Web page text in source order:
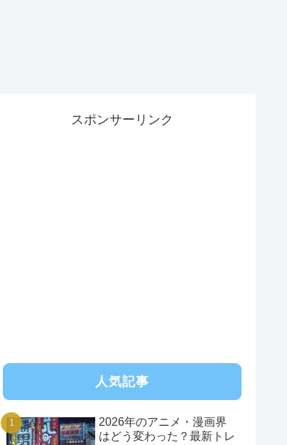
モンキー』 トレンディなクリスマスイヴ
新オーディションが“まんまジャニーズ”とフ
スポンサーリンク
人気記事
2026年のアニメ・漫画界
はどう変わった？最新トレ